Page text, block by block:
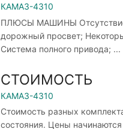
КАМАЗ-4310
ПЛЮСЫ МАШИНЫ Отсутствие
дорожный просвет;
Система полного привода; ...
СТОИМОСТЬ
КАМАЗ-4310
Стоимость разных
состояния. Цены